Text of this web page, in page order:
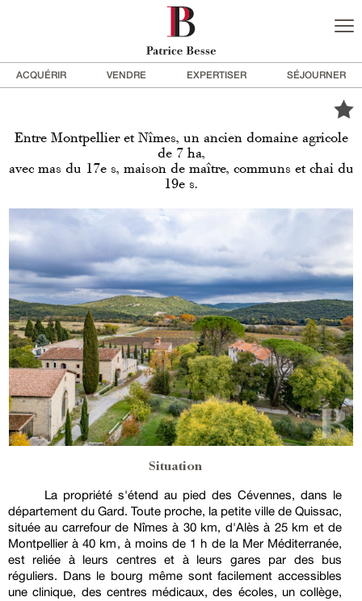
ACQUÉRIR VENDRE EXPERTISER SÉJOURNER
Entre Montpellier et Nîmes, un ancien domaine agricole
de 7 ha,
avec mas du 17e s, maison de maître, communs et chai du
19e s.
Situation
La propriété s'étend au pied des Cévennes, dans le
département du Gard. Toute proche, la petite ville de Quissac,
située au carrefour de Nîmes à 30 km, d'Alès à 25 km et de
Montpellier à 40 km, à moins de 1 h de la Mer Méditerranée,
est reliée à leurs centres et à leurs gares par des bus
réguliers. Dans le bourg même sont facilement accessibles
une clinique, des centres médicaux, des écoles, un collège,